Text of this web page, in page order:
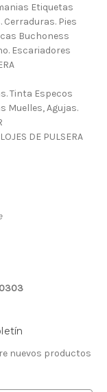
Etiquetas
Cerraduras. Pies
Buchoness
Escariadores
Tinta Especos
Muelles, Agujas.
DE PULSERA
nuevos productos